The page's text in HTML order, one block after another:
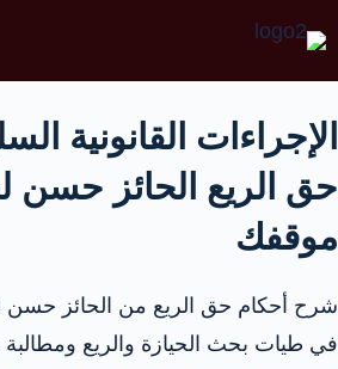
الإجراءات القانونية
حق الريع الحائز حسن
موقفك
شرح أحكام حق الريع من الحائز حسن
في طيات بحث الحيازة والريع